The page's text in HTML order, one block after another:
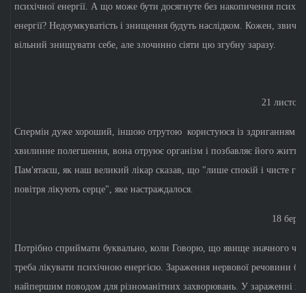
психічної енергії. А що може бути досягнуте без накопичення
енергії? Недоумкуватість і знищення будуть наслідком. Кожен,
вільний знищувати себе, але злочинно сіяти цю згубну заразу.
21
Спермін дуже хороший, іншою отрутою користуюся із здриганням,
хвилинне полегшення, вона отруює організм і позбавляє його
Пам'ятаєш, як наш великий лікар сказав, що "лише спокій і чисте
повітря лікують серце", яке настраждалося.
18
Потрібно сприймати буквально, коли Говорю, що явище значного
треба лікувати психічною енергією. Зараження нервової речовини
найпершим поводом для різноманітних захворювань. У зараженні